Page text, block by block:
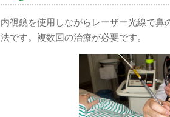
内視鏡を使用しながらレーザー光線で
法です。複数回の治療が必要です。